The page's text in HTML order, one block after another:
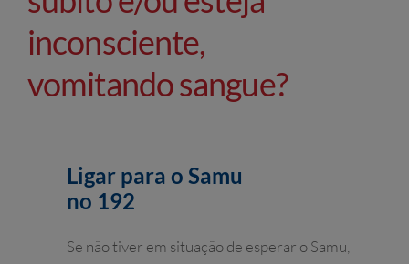
inconsciente,
vomitando sangue?
Ligar para o Samu
no 192
Se não tiver em situação de esperar o Samu,